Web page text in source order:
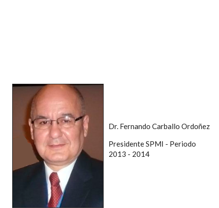
Dr. Fernando Carballo Ordoñez
Presidente SPMI - Periodo
2013 - 2014